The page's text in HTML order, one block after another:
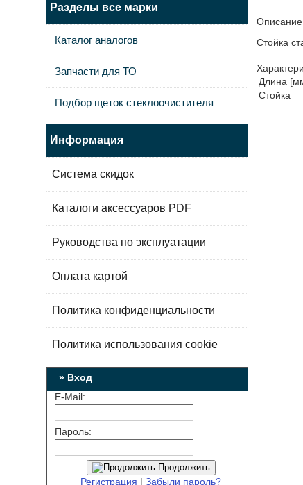
Стойка
Длина
Стойка
Разделы все марки
Каталог аналогов
Запчасти для ТО
Подбор щеток стеклоочистителя
Информация
Система скидок
Каталоги аксессуаров PDF
Руководства по эксплуатации
Оплата картой
Политика конфиденциальности
Политика использования cookie
» Вход
E-Mail:
Пароль:
Продолжить
Регистрация |Забыли пароль?